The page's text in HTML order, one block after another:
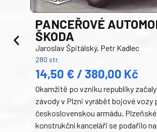
PANCEŘOVÉ
ŠKODA
Jaroslav Špitálský, Petr Kadlec
280 str.
14,50 € / 380,00 Kč
Okamžitě po vzniku republiky
závody v Plzni vyrábět bojové vozy
československou armádu. Plzeňské
konstrukční kanceláři se podařilo